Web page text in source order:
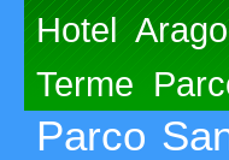
Hotel
Terme
Parco